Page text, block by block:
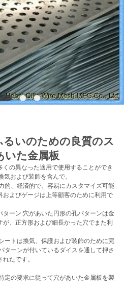
いのための良質のス
いた金属板
の異なった適用で使用することができ
気および装飾を含んで。
的、経済的で、容易にカスタマイズ可能
よびゲージは上等顧客のために利用で
ーン:穴があいた円形の孔パターンは金
、正方形および細長かった穴でまた利
ートは換気、保護および装飾のために完
ターンが付いているダイスを通して押さ
たです。
定の要求に従って穴があいた金属板を製